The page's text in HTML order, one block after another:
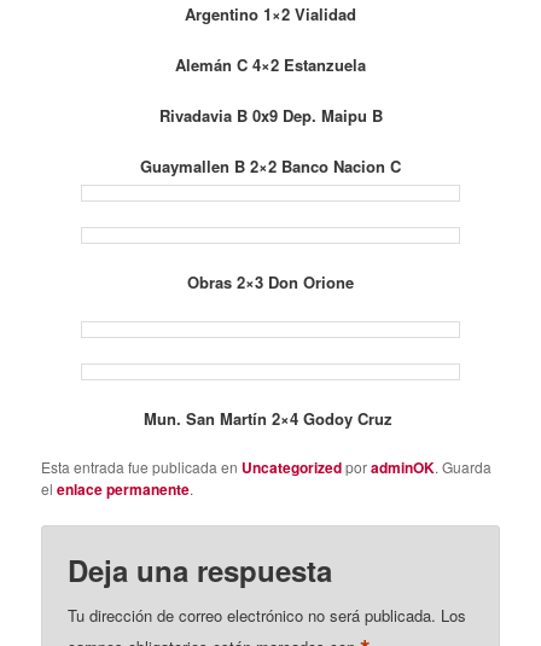
Argentino 1×2 Vialidad
Alemán C 4×2 Estanzuela
Rivadavia B 0x9 Dep. Maipu B
Guaymallen B 2×2 Banco Nacion C
Obras 2×3 Don Orione
Mun. San Martín 2×4 Godoy Cruz
Esta entrada fue publicada en UncategorizedporadminOK. Guarda
elenlace permanente.
Deja una respuesta
Tu dirección de correo electrónico no será publicada. Los